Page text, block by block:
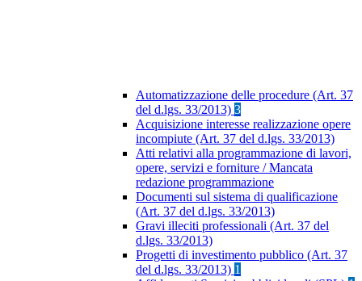
Automatizzazione delle procedure (Art. 37
del d.lgs. 33/2013) 3
Acquisizione interesse realizzazione opere
incompiute (Art. 37 del d.lgs. 33/2013)
Atti relativi alla programmazione di lavori,
opere, servizi e forniture / Mancata
redazione programmazione
Documenti sul sistema di qualificazione
(Art. 37 del d.lgs. 33/2013)
Gravi illeciti professionali (Art. 37 del
d.lgs. 33/2013)
Progetti di investimento pubblico (Art. 37
del d.lgs. 33/2013) 1